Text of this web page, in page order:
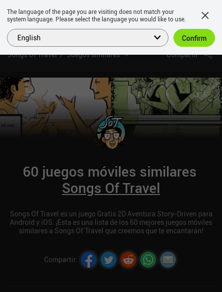
Songs Of Travel Juegos similares Compartir
60 juegos móviles similares
Songs Of Travel
Songs Of Travel es un juego Gratis 2D Aventura Story-Driven para
Android y iOS. ¡Esta es una lista de los 60 mejores juegos móviles
similares a Songs Of Travel que creemos que te encantarán!
Compartir:
The language of the page you are visiting does not match your
system language. Please select the language you would like to use.
English Confirm